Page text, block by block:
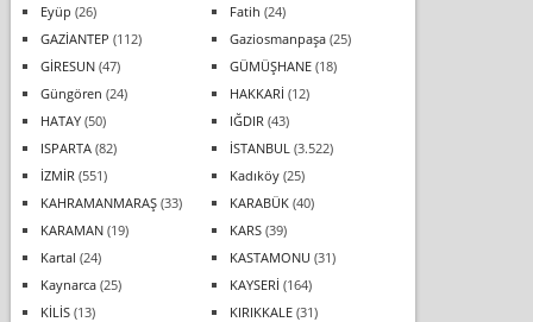
Eyüp (26) Fatih (24)
GAZİANTEP (112) Gaziosmanpaşa(25)
GİRESUN(47) GÜMÜŞHANE(18)
Güngören (24) HAKKARİ (12)
HATAY(50) IĞDIR (43)
ISPARTA(82) İSTANBUL (3.522)
İZMİR (551) Kadıköy(25)
KAHRAMANMARAŞ(33) KARABÜK(40)
KARAMAN(19) KARS(39)
Kartal (24) KASTAMONU (31)
Kaynarca(25) KAYSERİ (164)
KİLİS(13) KIRIKKALE(31)